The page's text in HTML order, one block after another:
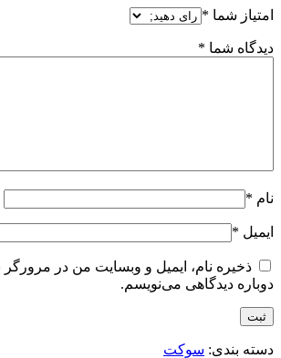
امتیاز شما *
دیدگاه شما *
نام *
ایمیل *
ذخیره نام، ایمیل و وبسایت من در مرورگر
دوباره دیدگاهی می‌نویسم.
دسته بندی: سوکت